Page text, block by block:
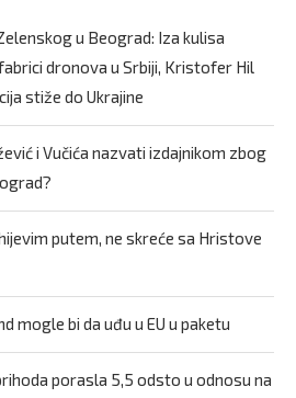
u Beograd: Iza kulisa
dronova u Srbiji, Kristofer Hil
stiže do Ukrajine
i Vučića nazvati izdajnikom zbog
putem, ne skreće sa Hristove
mogle bi da uđu u EU u paketu
porasla 5,5 odsto u odnosu na